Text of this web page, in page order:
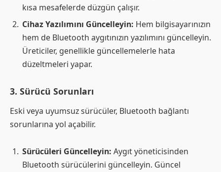
kısa mesafelerde düzgün çalışır.
Cihaz Yazılımını Güncelleyin: Hem bilgisayarınızın
hem de Bluetooth aygıtınızın yazılımını güncelleyin.
Üreticiler, genellikle güncellemelerle hata
düzeltmeleri yapar.
3. Sürücü Sorunları
Eski veya uyumsuz sürücüler, Bluetooth bağlantı
sorunlarına yol açabilir.
Sürücüleri Güncelleyin: Aygıt yöneticisinden
Bluetooth sürücülerini güncelleyin. Güncel